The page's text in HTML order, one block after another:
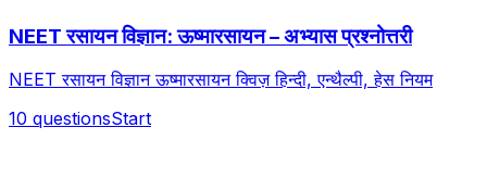
NEET रसायन विज्ञान: ऊष्मारसायन – अभ्यास प्रश्नोत्तरी
NEET रसायन विज्ञान ऊष्मारसायन क्विज़ हिन्दी, एन्थैल्पी, हेस नियम
10 questionsStart